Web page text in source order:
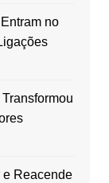
no
Reacende